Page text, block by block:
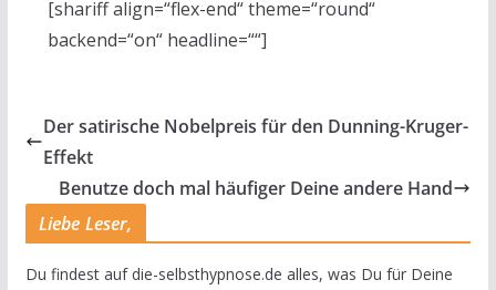
[shariff align=“flex-end“ theme=“round“
backend=“on“ headline=““]
Der satirische Nobelpreis für den Dunning-Kruger-
Effekt
Benutze doch mal häufiger Deine andere Hand
Liebe Leser,
Du findest auf die-selbsthypnose.de alles, was Du für Deine